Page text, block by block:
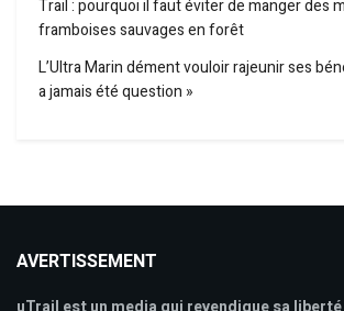
Trail : pourquoi il faut éviter de manger des
framboises sauvages en forêt
L’Ultra Marin dément vouloir rajeunir ses
a jamais été question »
AVERTISSEMENT